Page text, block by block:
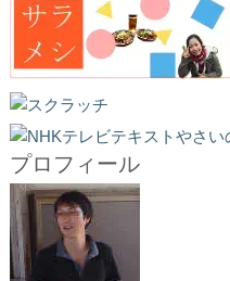
プロフィール